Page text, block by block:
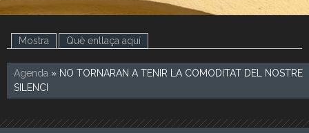
Mostra Què enllaça aquí
Agenda » NO TORNARAN A TENIR LA COMODITAT DEL NOSTRE
SILENCI